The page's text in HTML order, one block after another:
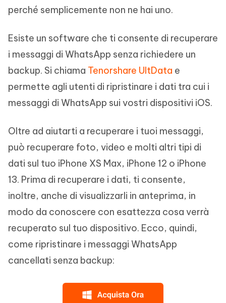
perché semplicemente non ne hai uno.
Esiste un software che ti consente di recuperare
i messaggi di WhatsApp senza richiedere un
backup. Si chiama Tenorshare UltData e
permette agli utenti di ripristinare i dati tra cui i
messaggi di WhatsApp sui vostri dispositivi iOS.
Oltre ad aiutarti a recuperare i tuoi messaggi,
può recuperare foto, video e molti altri tipi di
dati sul tuo iPhone XS Max, iPhone 12 o iPhone
13. Prima di recuperare i dati, ti consente,
inoltre, anche di visualizzarli in anteprima, in
modo da conoscere con esattezza cosa verrà
recuperato sul tuo dispositivo. Ecco, quindi,
come ripristinare i messaggi WhatsApp
cancellati senza backup: